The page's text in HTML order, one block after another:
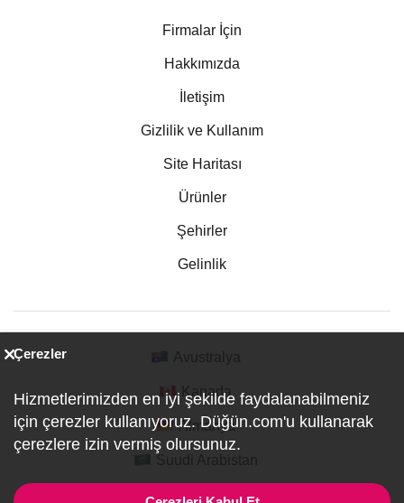
Firmalar İçin
Hakkımızda
İletişim
Gizlilik ve Kullanım
Site Haritası
Ürünler
Şehirler
Gelinlik
Kanada
Almanya
Çerezler
Hizmetlerimizden en iyi şekilde faydalanabilmeniz
için çerezler kullanıyoruz. Düğün.com'u kullanarak
çerezlere izin vermiş olursunuz.